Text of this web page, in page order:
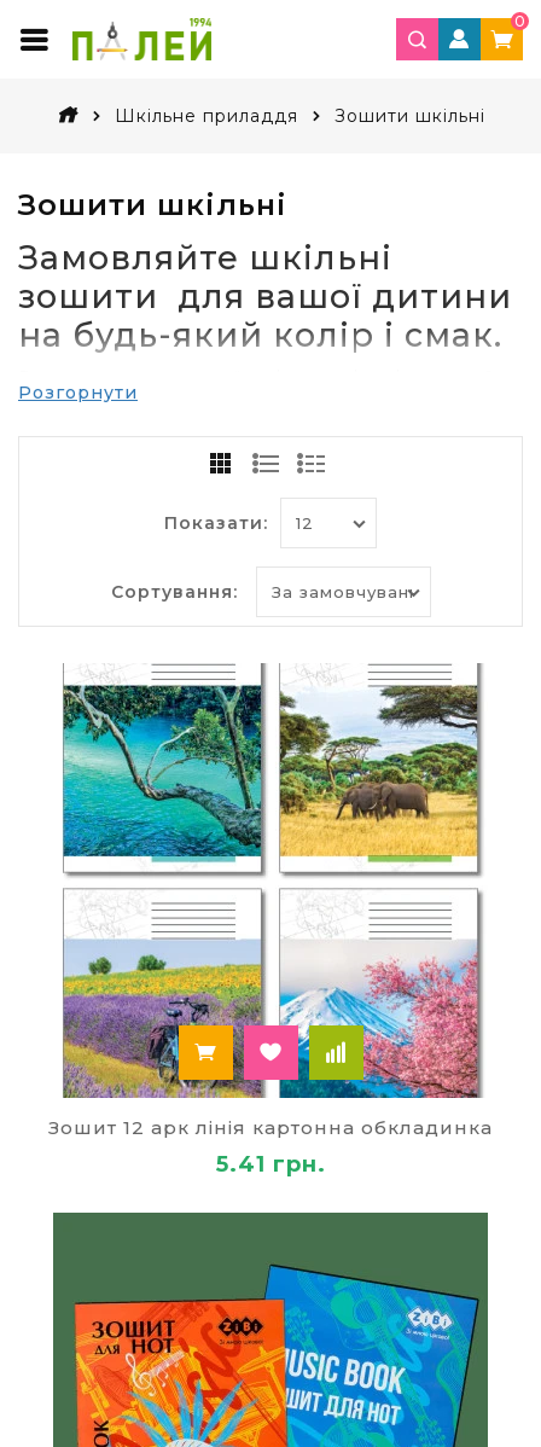
0
Шкільне приладдя Зошити шкільні
Зошити шкільні
Замовляйте шкільні
зошити для вашої дитини
на будь-який колір і смак.
Ласкаво просимо в
придбати товари найвищої якості. Ціна на них
вас приємно здивує, на відміну від більшості
магазинів Харкова, Києва та інших населених
пунктів. Шкільні зошити представлені на
нашому сайті у великій кількості. Широкий
варіанти, які сподобаються дитині і будуть
сприяти кращій успішності. Вам необхідно лише
замовлення, і всього через пару днів ваші
покупки будуть доставлені вам за вказаною
адресою.
Як стимулювати дітей
добре вчитися?
Кожен батько хоче, щоб його дитині подобалося
ходити в школу і щоб він отримував
задоволення від навчального процесу. Адже від
цього залежить бажання отримувати нові
знання, прагнення до хороших оцінок і
результативність навчання в цілому. Безумовно,
багато в чому це залежить від вчителів, адже їх
підхід до дітей, спосіб проведення уроків,
викладу нового матеріалу та оцінювання знань
впливає на ставлення дитини до школи. Але не
менш важливу роль відіграє і
шкільне приладдя, і те, які умови ви створюєте
для вашого сина чи дочки, як обладнане
він користується. Якість ручок, олівців, лінійок,
ефективність навчання. Дитині має бути зручно
в усьому, і тоді він обов'язково порадує вас
хорошими оцінками в щоденнику!
Шкільні зошити за найнижчими
цінами!
Київ, Харків і інші українські міста, на жаль,
Розгорнути
Показати:
Сортування:
Зошит 12 арк лінія картонна обкладинка
5.41 грн.